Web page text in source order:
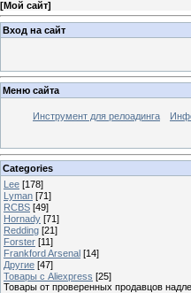
[Мой сайт]
Вход на сайт
Меню сайта
Инструмент для релоадинга
Categories
Lee [178]
Lyman [71]
RCBS [49]
Hornady [71]
Redding [21]
Forster [11]
Frankford Arsenal [14]
Другие [47]
Товары с Aliexpress [25]
Товары от проверенных продавцов